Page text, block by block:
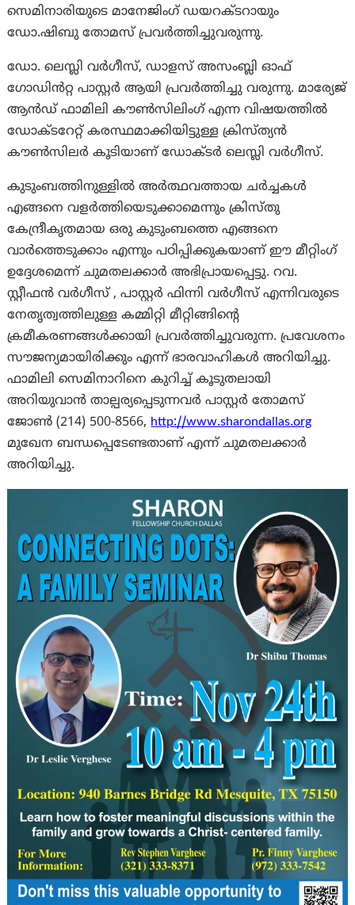
സെമിനാരിയുടെ മാനേജിംഗ് ഡയറക്ടറായും
ഡോ.ഷിബു തോമസ് പ്രവർത്തിച്ചുവരുന്നു.
ഡോ. ലെസ്ലി വർഗീസ്, ഡാളസ് അസംബ്ലി ഓഫ്
ഗോഡിൻറ്റ പാസ്റ്റർ ആയി പ്രവർത്തിച്ചു വരുന്നു. മാര്യേജ്
ആൻഡ് ഫാമിലി കൗൺസിലിംഗ് എന്ന വിഷയത്തിൽ
ഡോക്ടറേറ്റ് കരസ്ഥമാക്കിയിട്ടുള്ള ക്രിസ്ത്യൻ
കൗൺസിലർ കൂടിയാണ് ഡോക്ടർ ലെസ്ലി വർഗീസ്.
കുടുംബത്തിനുള്ളിൽ അർത്ഥവത്തായ ചർച്ചകൾ
എങ്ങനെ വളർത്തിയെടുക്കാമെന്നും ക്രിസ്തു
കേന്ദ്രീകൃതമായ ഒരു കുടുംബത്തെ എങ്ങനെ
വാർത്തെടുക്കാം എന്നും പഠിപ്പിക്കുകയാണ് ഈ മീറ്റിംഗ്
ഉദ്ദേശമെന്ന് ചുമതലക്കാർ അഭിപ്രായപ്പെട്ടു. റവ.
സ്റ്റീഫൻ വർഗീസ് , പാസ്റ്റർ ഫിന്നി വർഗീസ് എന്നിവരുടെ
നേതൃത്വത്തിലുള്ള കമ്മിറ്റി മീറ്റിങ്ങിന്റെ
ക്രമീകരണങ്ങൾക്കായി പ്രവർത്തിച്ചുവരുന്ന. പ്രവേശനം
സൗജന്യമായിരിക്കും എന്ന് ഭാരവാഹികൾ അറിയിച്ചു.
ഫാമിലി സെമിനാറിനെ കുറിച്ച് കൂടുതലായി
അറിയുവാൻ താല്പര്യപ്പെടുന്നവർ പാസ്റ്റർ തോമസ്
ജോൺ (214) 500-8566,http://www.sharondallas.org
മുഖേന ബന്ധപ്പെടേണ്ടതാണ് എന്ന് ചുമതലക്കാർ
അറിയിച്ചു.